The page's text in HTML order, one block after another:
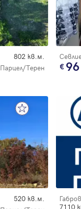
802 кв.м.
Парцел/Терен
520 кв.м.
7110